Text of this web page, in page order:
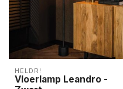
HELDR!
Vloerlamp Leandro -